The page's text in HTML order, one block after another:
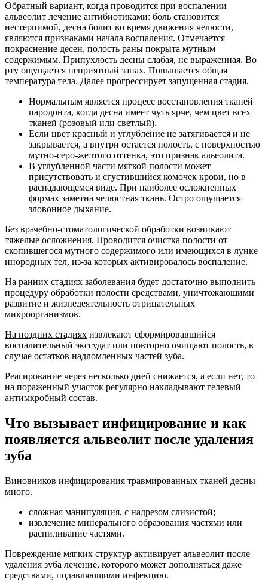
Обратный вариант, когда проводится при воспалении
альвеолит лечение антибиотиками: боль становится
нестерпимой, десна болит во время движения челюсти,
являются признаками начала воспаления. Отмечается
покраснение десен, полость раны покрыта мутным
содержимым. Припухлость десны слабая, не выраженная. Во
рту ощущается неприятный запах. Повышается общая
температура тела. Далее прогрессирует запущенная стадия.
Нормальным является процесс восстановления тканей
пародонта, когда десна имеет чуть ярче, чем цвет всех
тканей (розовый или светлый).
Если цвет красный и углубление не затягивается и не
закрывается, а внутри остается полость, с поверхностью
мутно-серо-желтого оттенка, это признак альеолита.
В углубленной части мягкой полости может
присутствовать и сгустившийся комочек крови, но в
распадающемся виде. При наиболее осложненных
формах заметна челюстная ткань. Остро ощущается
зловонное дыхание.
Без врачебно-стоматологической обработки возникают
тяжелые осложнения. Проводится очистка полости от
скопившегося мутного содержимого или имеющихся в лунке
инородных тел, из-за которых активировалось воспаление.
На ранних стадиях заболевания будет достаточно выполнить
процедуру обработки полости средствами, уничтожающими
развитие и жизнедеятельность отрицательных
микроорганизмов.
На поздних стадиях извлекают сформировавшийся
воспалительный экссудат или повторно очищают полость, в
случае остатков надломленных частей зуба.
Реагирование через несколько дней снижается, а если нет, то
на пораженный участок регулярно накладывают гелевый
антимкробный состав.
Что вызывает инфицирование и как
появляется альвеолит после удаления
зуба
Виновников инфицирования травмированных тканей десны
много.
сложная манипуляция, с надрезом слизистой;
извлечение минерального образования частями или
распиливание частями.
Повреждение мягких структур активирует альвеолит после
удаления зуба лечение, которого может дополняться даже
средствами, подавляющими инфекцию.